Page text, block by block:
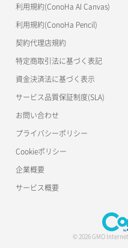
利用規約(ConoHa AI Canvas)
利用規約(ConoHa Pencil)
契約代理店規約
特定商取引法に基づく表記
資金決済法に基づく表示
サービス品質保証制度(SLA)
お問い合わせ
プライバシーポリシー
Cookieポリシー
企業概要
サービス概要
© 2026 GMO